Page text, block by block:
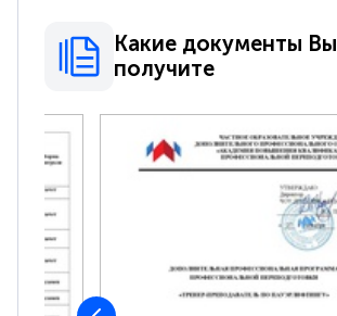
Какие документы Вы
получите